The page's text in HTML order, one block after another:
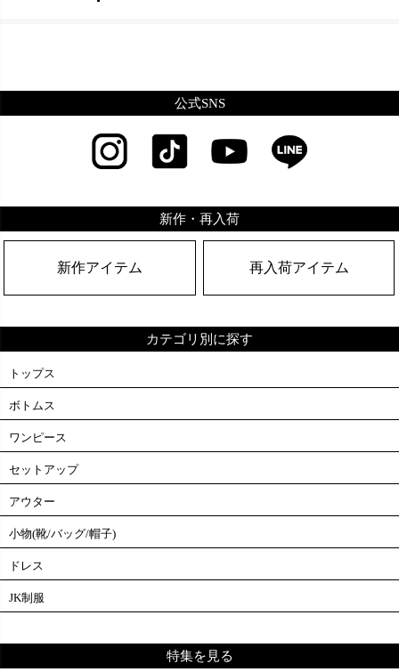
公式SNS
新作・再入荷
新作アイテム 再入荷アイテム
カテゴリ別に探す
トップス
ボトムス
ワンピース
セットアップ
アウター
小物(靴/バッグ/帽子)
ドレス
JK制服
特集を見る